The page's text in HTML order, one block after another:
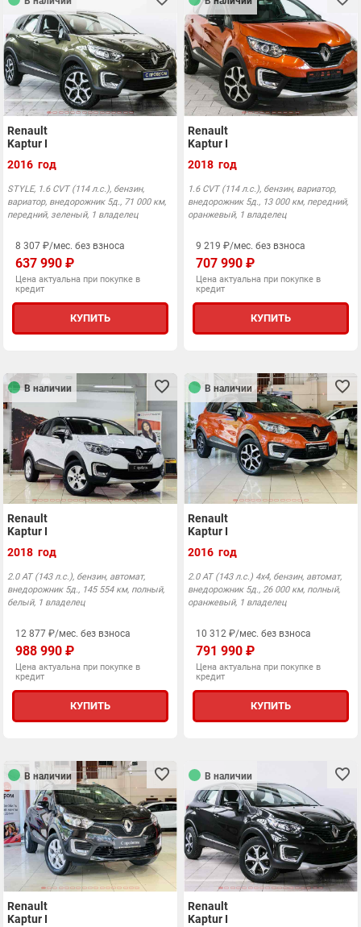
Renault
Kaptur I
2016 год
STYLE, 1.6 CVT (114 л.с.), бензин,
вариатор, внедорожник 5д., 71 000 км,
передний, зеленый, 1 владелец
8 307 ₽/мес. без взноса
637 990 ₽
Цена актуальна при покупке в
кредит
КУПИТЬ
Renault
Kaptur I
2018 год
1.6 CVT (114 л.с.), бензин, вариатор,
внедорожник 5д., 13 000 км, передний,
оранжевый, 1 владелец
9 219 ₽/мес. без взноса
707 990 ₽
Цена актуальна при покупке в
кредит
КУПИТЬ
В наличии
Renault
Kaptur I
2018 год
2.0 АТ (143 л.с.), бензин, автомат,
внедорожник 5д., 145 554 км, полный,
белый, 1 владелец
12 877 ₽/мес. без взноса
988 990 ₽
Цена актуальна при покупке в
кредит
КУПИТЬ
В наличии
Renault
Kaptur I
2016 год
2.0 AT (143 л.с.) 4x4, бензин, автомат,
внедорожник 5д., 26 000 км, полный,
оранжевый, 1 владелец
10 312 ₽/мес. без взноса
791 990 ₽
Цена актуальна при покупке в
кредит
КУПИТЬ
В наличии
Renault
Kaptur I
В наличии
Renault
Kaptur I